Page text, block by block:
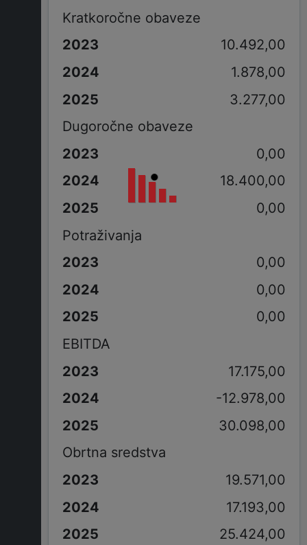
Kratkoročne obaveze
10.492,00
1.878,00
3.277,00
Dugoročne obaveze
0,00
18.400,00
0,00
Potraživanja
0,00
0,00
0,00
EBITDA
17.175,00
-12.978,00
30.098,00
Obrtna sredstva
19.571,00
17.193,00
25.424,00